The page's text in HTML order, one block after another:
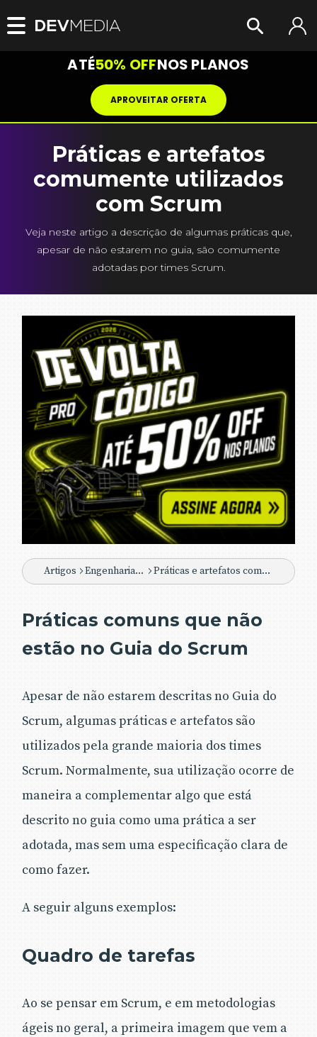
ATÉ50% OFFNOS PLANOS
APROVEITAR OFERTA
Práticas e artefatos
comumente utilizados
com Scrum
Veja neste artigo a descrição de algumas práticas que,
apesar de não estarem no guia, são comumente
adotadas por times Scrum.
Artigos Engenharia de Software Práticas e artefatos comumente utilizados com Scrum
Práticas comuns que não
estão no Guia do Scrum
Apesar de não estarem descritas no Guia do
Scrum, algumas práticas e artefatos são
utilizados pela grande maioria dos times
Scrum. Normalmente, sua utilização ocorre de
maneira a complementar algo que está
descrito no guia como uma prática a ser
adotada, mas sem uma especificação clara de
como fazer.
A seguir alguns exemplos:
Quadro de tarefas
Ao se pensar em Scrum, e em metodologias
ágeis no geral, a primeira imagem que vem a